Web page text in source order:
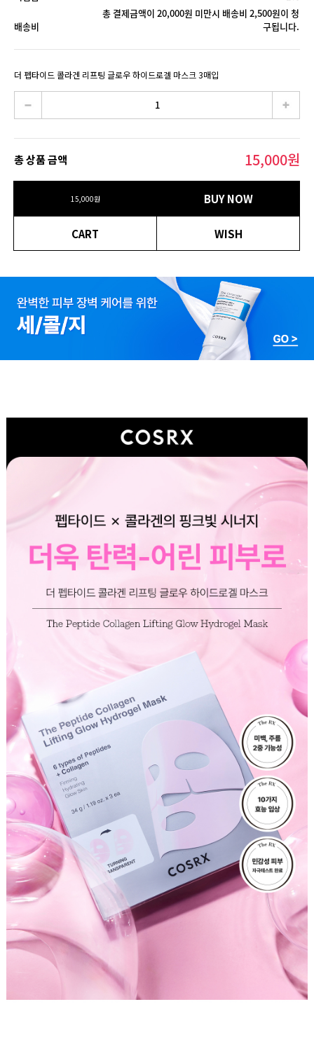
배송비
총 결제금액이 20,000원 미만시 배송비 2,500원이 청
구됩니다.
더 펩타이드 콜라겐 리프팅 글로우 하이드로겔 마스크 3매입
총 상품 금액 15,000원
15,000원 BUY NOW
CART WISH